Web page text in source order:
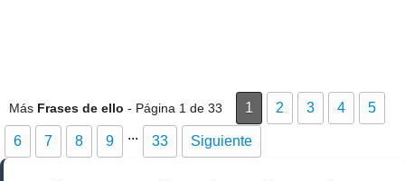
Más Frases de ello - Página 1 de 33 1 2 3 4 5
6 7 8 9 ... 33 Siguiente